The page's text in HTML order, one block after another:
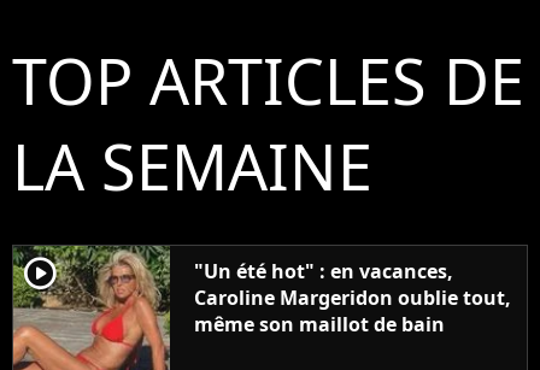
TOP ARTICLES DE
LA SEMAINE
player2
"Un été hot" : en vacances,
Caroline Margeridon oublie tout,
même son maillot de bain